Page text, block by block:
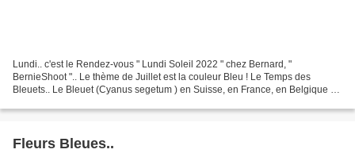
Lundi.. c'est le Rendez-vous " Lundi Soleil 2022 " chez Bernard, "
BernieShoot ".. Le thème de Juillet est la couleur Bleu ! Le Temps des
Bleuets.. Le Bleuet (Cyanus segetum ) en Suisse, en France, en Belgique et
Fleurs Bleues..